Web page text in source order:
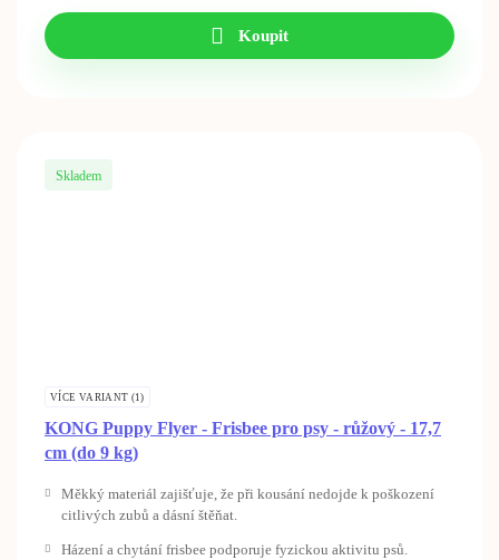
Koupit
VÍCE VARIANT (1)
KONG Puppy Flyer - Frisbee pro psy - růžový - 17,7
cm (do 9 kg)
Skladem
Měkký materiál zajišťuje, že při kousání nedojde k poškození
citlivých zubů a dásní štěňat.
Házení a chytání frisbee podporuje fyzickou aktivitu psů.